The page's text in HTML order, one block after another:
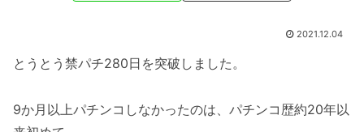
2021.12.04
とうとう禁パチ280日を突破しました。
9か月以上パチンコしなかったのは、パチンコ歴約20年以